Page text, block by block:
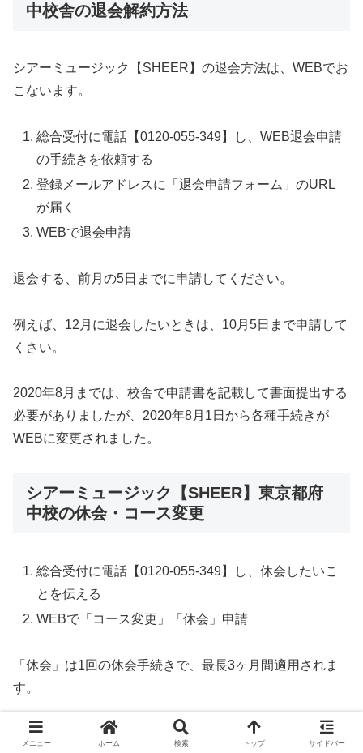
中校舎の退会解約方法
シアーミュージック【SHEER】の退会方法は、WEBでお
こないます。
総合受付に電話【0120-055-349】し、WEB退会申請
の手続きを依頼する
登録メールアドレスに「退会申請フォーム」のURL
が届く
WEBで退会申請
退会する、前月の5日までに申請してください。
例えば、12月に退会したいときは、10月5日まで申請して
くさい。
2020年8月までは、校舎で申請書を記載して書面提出する
必要がありましたが、2020年8月1日から各種手続きが
WEBに変更されました。
シアーミュージック【SHEER】東京都府
中校の休会・コース変更
総合受付に電話【0120-055-349】し、休会したいこ
とを伝える
WEBで「コース変更」「休会」申請
「休会」は1回の休会手続きで、最長3ヶ月間適用されま
す。
もし、7月から休会する場合、6月5日までに「コース変
メニュー ホーム 検索 トップ サイドバー